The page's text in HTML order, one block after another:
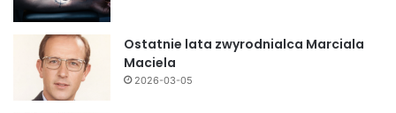
Ostatnie lata zwyrodnialca Marciala
Maciela
2026-03-05